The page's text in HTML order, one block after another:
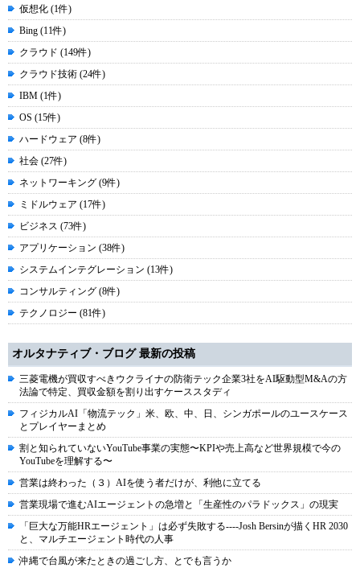
仮想化 (1件)
Bing (11件)
クラウド (149件)
クラウド技術 (24件)
IBM (1件)
OS (15件)
ハードウェア (8件)
社会 (27件)
ネットワーキング (9件)
ミドルウェア (17件)
ビジネス (73件)
アプリケーション (38件)
システムインテグレーション (13件)
コンサルティング (8件)
テクノロジー (81件)
オルタナティブ・ブログ 最新の投稿
三菱電機が買収すべきウクライナの防衛テック企業3社をAI駆動型M&Aの方
法論で特定、買収金額を割り出すケーススタディ
フィジカルAI「物流テック」米、欧、中、日、シンガポールのユースケース
とプレイヤーまとめ
割と知られていないYouTube事業の実態〜KPIや売上高など世界規模で今の
YouTubeを理解する〜
営業は終わった（３）AIを使う者だけが、利他に立てる
営業現場で進むAIエージェントの急増と「生産性のパラドックス」の現実
「巨大な万能HRエージェント」は必ず失敗する----Josh Bersinが描くHR 2030
と、マルチエージェント時代の人事
沖縄で台風が来たときの過ごし方、とでも言うか